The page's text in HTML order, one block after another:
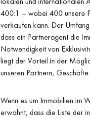
400:1 – wobei 400 unsere
verkaufen kann. Der
dass ein Partneragent die
Notwendigkeit von
liegt der Vorteil in der
unseren Partnern,
Wenn es um Immobilien im
erwähnt, dass die Liste der